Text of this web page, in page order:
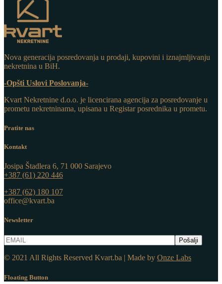
Nova generacija posredovanja u prodaji, kupovini i iznajmljivanju
nekretnina u BiH.
-Opšti Uslovi Poslovanja-
Kvart Nekretnine d.o.o. je licencirana agencija za posredovanje u
prometu nekretninama, upisana u Registar posrednika u prometu.
Pratite nas
Kontakt
Josipa Štadlera 6, 71 000 Sarajevo
+387 (61) 220 446
+387 (62) 180 107
office@kvart.ba
Newsletter
© 2021 All Rights Reserved Kvart.ba | Made by Onze Labs
Floating Button